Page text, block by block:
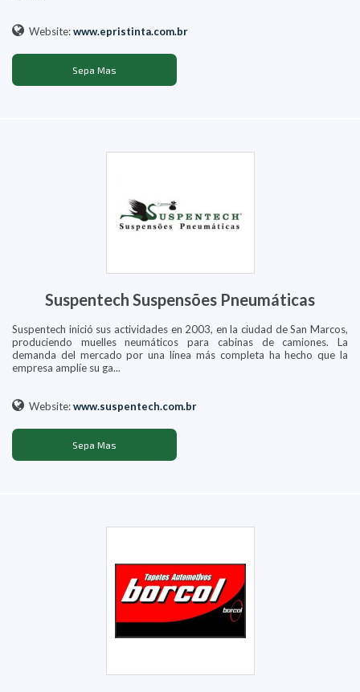
Website:www.epristinta.com.br
Sepa Mas
Suspentech Suspensões Pneumáticas
Suspentech inició sus actividades en 2003, en la ciudad de San Marcos,
produciendo muelles neumáticos para cabinas de camiones. La
demanda del mercado por una línea más completa ha hecho que la
empresa amplíe su ga...
Website:www.suspentech.com.br
Sepa Mas